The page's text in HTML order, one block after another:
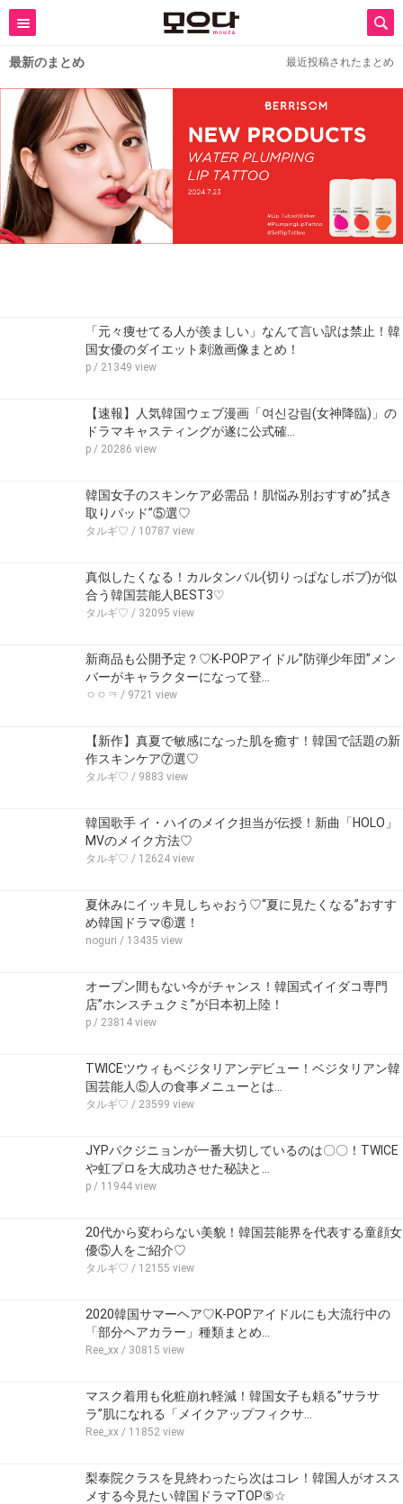
最新のまとめ 最近投稿されたまとめ
「元々痩せてる人が羨ましい」なんて言い訳は禁止！韓
国女優のダイエット刺激画像まとめ！
p / 21349 view
【速報】人気韓国ウェブ漫画「여신강림(女神降臨)」の
ドラマキャスティングが遂に公式確…
p / 20286 view
韓国女子のスキンケア必需品！肌悩み別おすすめ”拭き
取りパッド”⑤選♡
タルギ♡ / 10787 view
真似したくなる！カルタンバル(切りっぱなしボブ)が似
合う韓国芸能人BEST3♡
タルギ♡ / 32095 view
新商品も公開予定？♡K-POPアイドル”防弾少年団”メン
バーがキャラクターになって登…
ㅇㅇㅋ / 9721 view
【新作】真夏で敏感になった肌を癒す！韓国で話題の新
作スキンケア⑦選♡
タルギ♡ / 9883 view
韓国歌手 イ・ハイのメイク担当が伝授！新曲「HOLO」
MVのメイク方法♡
タルギ♡ / 12624 view
夏休みにイッキ見しちゃおう♡“夏に見たくなる”おすす
め韓国ドラマ⑥選！
noguri / 13435 view
オープン間もない今がチャンス！韓国式イイダコ専門
店”ホンスチュクミ”が日本初上陸！
p / 23814 view
TWICEツウィもベジタリアンデビュー！ベジタリアン韓
国芸能人⑤人の食事メニューとは…
タルギ♡ / 23599 view
JYPパクジニョンが一番大切しているのは〇〇！TWICE
や虹プロを大成功させた秘訣と…
p / 11944 view
20代から変わらない美貌！韓国芸能界を代表する童顔女
優⑤人をご紹介♡
タルギ♡ / 12155 view
2020韓国サマーヘア♡K-POPアイドルにも大流行中の
「部分ヘアカラー」種類まとめ…
Ree_xx / 30815 view
マスク着用も化粧崩れ軽減！韓国女子も頼る”サラサ
ラ”肌になれる「メイクアップフィクサ…
Ree_xx / 11852 view
梨泰院クラスを見終わったら次はコレ！韓国人がオスス
メする今見たい韓国ドラマTOP⑤☆